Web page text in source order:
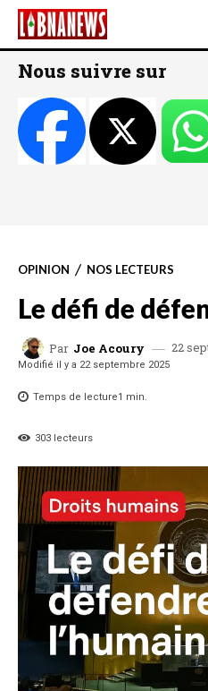
Nous suivre sur
OPINION NOS LECTEURS
Le défi de
Par Joe Acoury 22
Modifié il y a 22 septembre 2025
Temps de lecture1 min.
303 lecteurs